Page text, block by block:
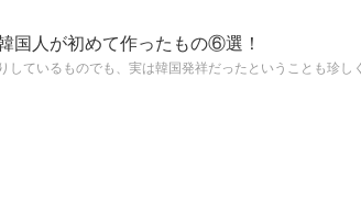
国人が初めて作ったもの⑥選！
しているものでも、実は韓国発祥だったということも珍